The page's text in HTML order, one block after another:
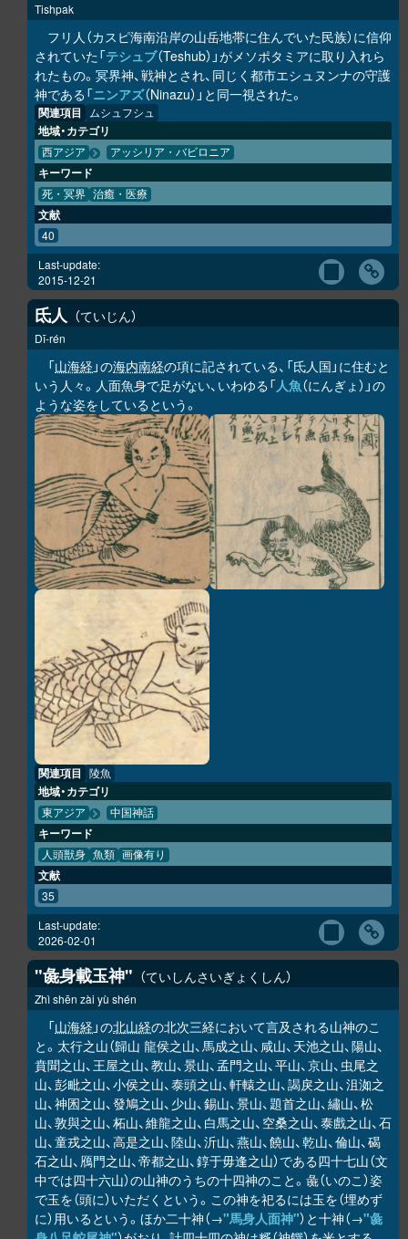
Tishpak
フリ人（カスピ海南沿岸の山岳地帯に住んでいた民族）に信仰
されていた「テシュブ（Teshub）」がメソポタミアに取り入れら
れたもの。冥界神、戦神とされ、同じく都市エシュヌンナの守護
神である「ニンアズ（Ninazu）」と同一視された。
関連項目 ムシュフシュ
地域・カテゴリ
西アジア アッシリア・バビロニア
キーワード
死・冥界 治癒・医療
文献
40
Last-update:
2015-12-21
氐人 ていじん
Dī-rén
「山海経 」の海内南経の項に記されている、「氐人国」に住むと
いう人々。人面魚身で足がない、いわゆる「人魚（にんぎょ）」の
ような姿をしているという。
関連項目 陵魚
地域・カテゴリ
東アジア 中国神話
キーワード
人頭獣身 魚類 画像有り
文献
35
Last-update:
2026-02-01
"彘身載玉神" ていしんさいぎょくしん
Zhì shēn zài yù shén
「山海経 」の北山経の北次三経において言及される山神のこ
と。太行之山（歸山 龍侯之山、馬成之山、咸山、天池之山、陽山、
賁聞之山、王屋之山、教山、景山、孟門之山、平山、京山、虫尾之
山、彭毗之山、小侯之山、泰頭之山、軒轅之山、謁戾之山、沮洳之
山、神囷之山、發鳩之山、少山、錫山、景山、題首之山、繡山、松
山、敦與之山、柘山、維龍之山、白馬之山、空桑之山、泰戲之山、石
山、童戎之山、高是之山、陸山、沂山、燕山、饒山、乾山、倫山、碣
石之山、鴈門之山、帝都之山、錞于毋逢之山）である四十七山（文
中では四十六山）の山神のうちの十四神のこと。彘（いのこ）姿
で玉を（頭に）いただくという。この神を祀るには玉を（埋めず
に）用いるという。ほか二十神（→"馬身人面神"）と十神（→"彘